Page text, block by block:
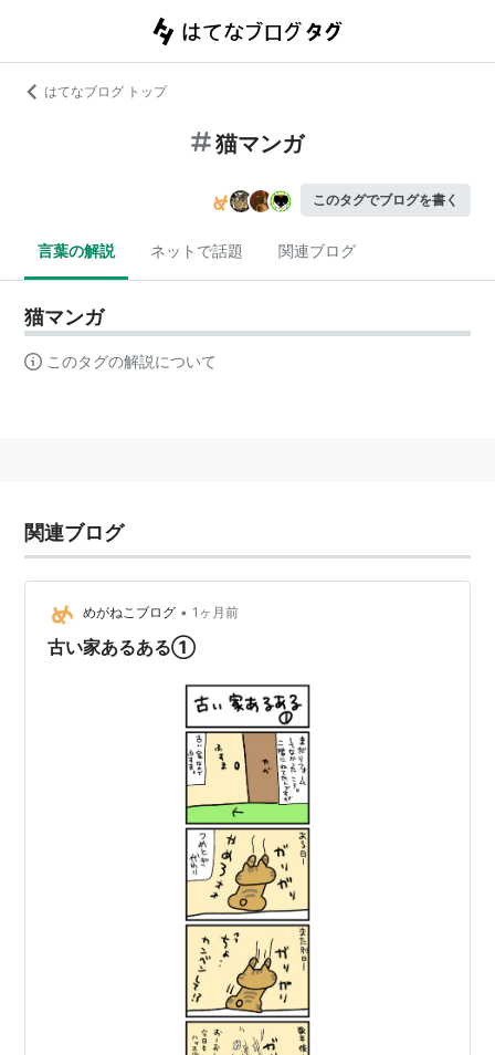
はてなブログ トップ
猫マンガ
このタグでブログを書く
言葉の解説 ネットで話題 関連ブログ
猫マンガ
このタグの解説について
関連ブログ
めがねこブログ • 1ヶ月前
古い家あるある①